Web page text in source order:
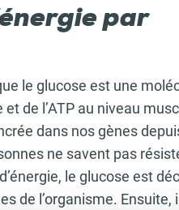
par
le glucose est une
de l’ATP au niveau
dans nos gènes
ne savent pas
le glucose est
de l’organisme. Ensuite,